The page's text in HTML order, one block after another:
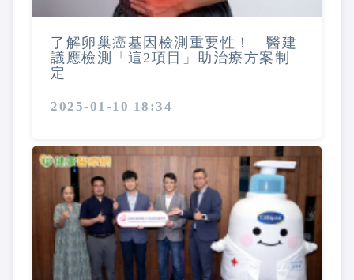
了解卵巢癌基因檢測重要性！ 醫建
議應檢測「這2項目」助治療方案制
定
2025-01-10 18:34